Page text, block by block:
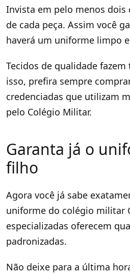
Invista em pelo menos
de cada peça. Assim você
haverá um uniforme limpo
Tecidos de qualidade
isso, prefira sempre
credenciadas que utilizam
pelo Colégio Militar.
Garanta já o
filho
Agora você já sabe
uniforme do colégio militar
especializadas oferecem
padronizadas.
Não deixe para a última